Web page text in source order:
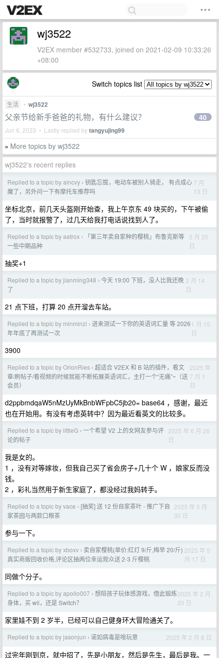
wj3522
V2EX member #532733, joined on 2021-02-09 10:33:26
+08:00
Switch topics list
生活 • wj3522
父亲节给新手爸爸的礼物，有什么建议？
Jun 6, 2023 • Lastly replied bytangyujing99
40
» More topics by wj3522
wj3522's recent replies
Replied to a topic by aincvy › 钥匙忘拔，电动车被别人骑走， 有点成心
魔了，另外问一下有摩托车推荐吗
7 月
13 日
坐标北京，前几天头盔刚开始查，我上午京东 49 块买的，下午被偷
了，当时就报警了，过几天给我打电话说找到人了。
Replied to a topic by aatrox ›
「第三年卖自家种的樱桃」布鲁克斯等
一些中期品种
5 月 20
日
抽奖+1
Replied to a topic by jianming348 › 今天 19:00 下班，没人比我还晚
了
2 月 14
日
21 点下班，打算 20 点开溜去车站。
Replied to a topic by minminzi › 进来测试一下你的英语词汇量 等 2026
年年底了再测试一次
1 月 15
日
3900
Replied to a topic by OrionRies › 超适合 V2EX 和 B 站的插件，看文
章/刷帖子/看视频的时候就能不断拓展英语词汇，主打一个“无痛”~（送
会员）
2025 年
7 月 1
日
d2ppbmdqaW5nMzUyMkBnbWFpbC5jb20= base64 ，感谢，最近
也在开始用。有没有考虑英转中？因为最近看英文的比较多。
Replied to a topic by littleG › 一个希望 V2 上的女网友参与评
论的帖子
2025 年 6 月 26
日
我是女的。
1 ，没有对等嫁妆，但我自己买了省会房子+几十个 W ，娘家反而没
钱。
2 ，彩礼当然用于新生家庭了，都没经过我妈转手。
Replied to a topic by vace › [抽奖] 送 12 份自家茶叶 - 推广下自
家茶园与两款口粮茶
2025 年 5 月
30 日
参与一下。
Replied to a topic by xboxv › 卖自家樱桃(单价:红灯 9/斤,梅早 20/斤)
真实商贩回收价格,评论区抽两位幸运观众送 2-3 斤樱桃
2025 年 5
月 17 日
同做个分子。
Replied to a topic by apollo007 › 想陪孩子玩体感游戏，借此锻炼
身体，买 wii，还是 Switch？
2025 年 2 月
20 日
家里娃不到 2 岁半，已经可以自己健身环大冒险通关了。
Replied to a topic by jasonjun › 诺如病毒是啥玩意 2025 年 2 月 8 日
过完年刚到京，就中招了，先是小朋友，然后是先生，最后是我。一